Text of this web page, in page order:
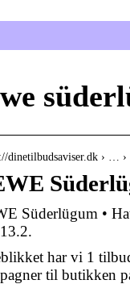
dinetilbudsaviser.dk › … ›
Süderlügum •
har vi 1
til butikken